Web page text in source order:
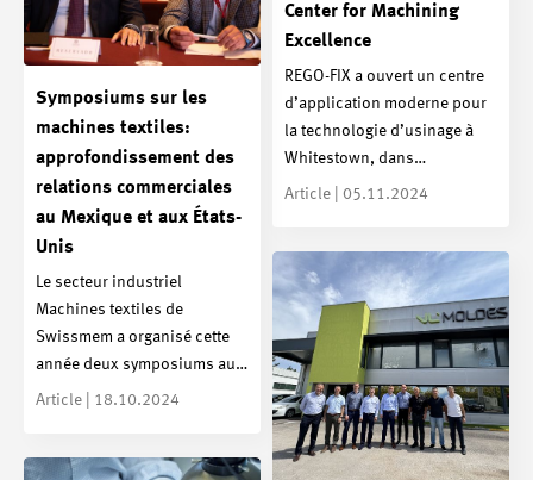
Center for Machining
Excellence
REGO-FIX a ouvert un centre
d’application moderne pour
la technologie d’usinage à
Whitestown, dans…
Article | 05.11.2024
Symposiums sur les
machines textiles:
approfondissement des
relations commerciales
au Mexique et aux États-
Unis
Le secteur industriel
Machines textiles de
Swissmem a organisé cette
année deux symposiums au…
Article | 18.10.2024